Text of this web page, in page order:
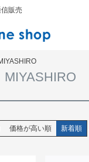
販売
MIYASHIRO
価格が高い順 新着順